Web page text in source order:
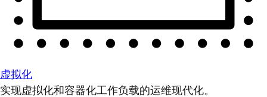
虚拟化
实现虚拟化和容器化工作负载的运维现代化。